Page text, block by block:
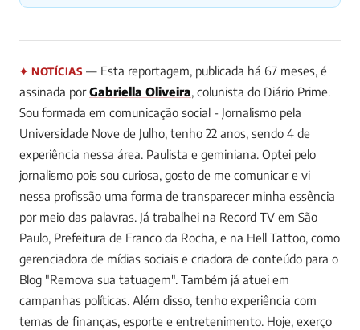
✦ NOTÍCIAS — Esta reportagem, publicada há 67 meses, é
assinada porGabriella Oliveira, colunista do Diário Prime.
Sou formada em comunicação social - Jornalismo pela
Universidade Nove de Julho, tenho 22 anos, sendo 4 de
experiência nessa área. Paulista e geminiana. Optei pelo
jornalismo pois sou curiosa, gosto de me comunicar e vi
nessa profissão uma forma de transparecer minha essência
por meio das palavras. Já trabalhei na Record TV em São
Paulo, Prefeitura de Franco da Rocha, e na Hell Tattoo, como
gerenciadora de mídias sociais e criadora de conteúdo para o
Blog "Remova sua tatuagem". Também já atuei em
campanhas políticas. Além disso, tenho experiência com
temas de finanças, esporte e entretenimento. Hoje, exerço